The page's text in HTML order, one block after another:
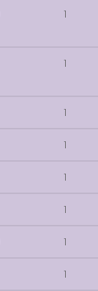
1
1
1
1
1
1
1
1